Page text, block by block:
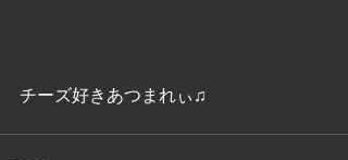
チーズ好きあつまれぃ♫